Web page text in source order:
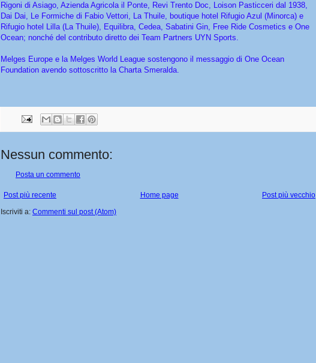
Rigoni di Asiago, Azienda Agricola il Ponte, Revi Trento Doc, Loison Pasticceri dal 1938,
Dai Dai, Le Formiche di Fabio Vettori, La Thuile, boutique hotel Rifugio Azul (Minorca) e
Rifugio hotel Lilla (La Thuile), Equilibra, Cedea, Sabatini Gin, Free Ride Cosmetics e One
Ocean; nonché del contributo diretto dei Team Partners UYN Sports.
Melges Europe e la Melges World League sostengono il messaggio di One Ocean
Foundation avendo sottoscritto la Charta Smeralda.
Nessun commento:
Posta un commento
Post più recente Post più vecchio
Home page
Iscriviti a: Commenti sul post (Atom)